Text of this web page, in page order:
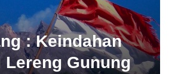
: Keindahan
Lereng Gunung